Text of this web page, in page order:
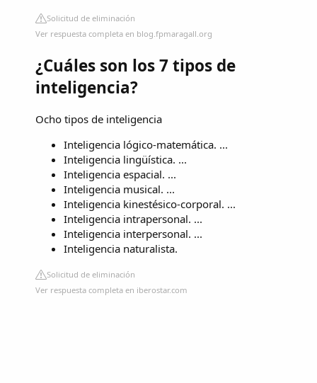
Solicitud de eliminación
Ver respuesta completa en blog.fpmaragall.org
¿Cuáles son los 7 tipos de
inteligencia?
Ocho tipos de inteligencia
Inteligencia lógico-matemática. ...
Inteligencia lingüística. ...
Inteligencia espacial. ...
Inteligencia musical. ...
Inteligencia kinestésico-corporal. ...
Inteligencia intrapersonal. ...
Inteligencia interpersonal. ...
Inteligencia naturalista.
Solicitud de eliminación
Ver respuesta completa en iberostar.com